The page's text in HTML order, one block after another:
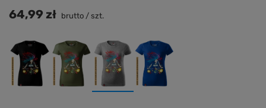
64,99 zł brutto / szt.